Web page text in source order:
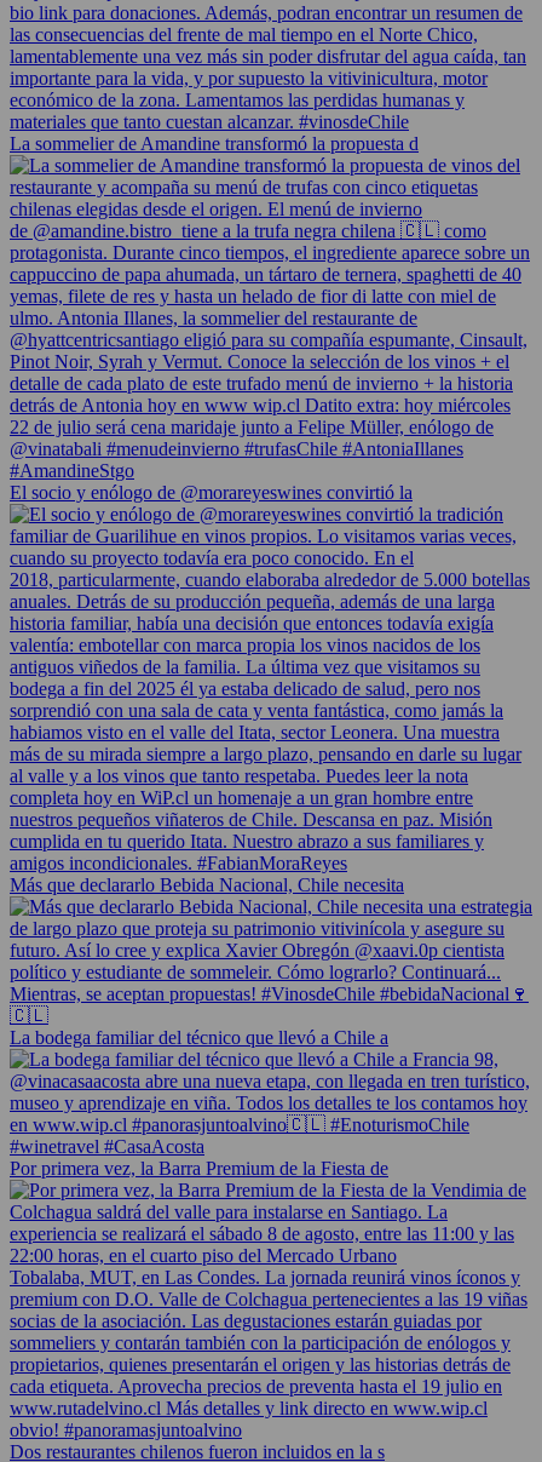
La sommelier de Amandine transformó la propuesta d
El socio y enólogo de @morareyeswines convirtió la
Más que declararlo Bebida Nacional, Chile necesita
La bodega familiar del técnico que llevó a Chile a
Por primera vez, la Barra Premium de la Fiesta de
Dos restaurantes chilenos fueron incluidos en la s